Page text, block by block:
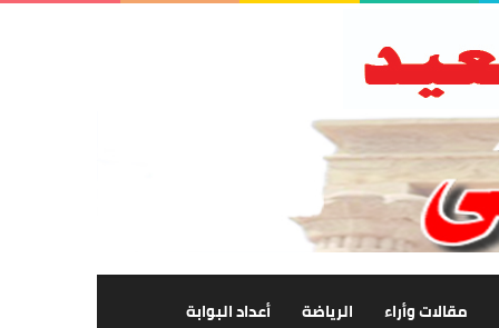
مقالات وأراء الرياضة أعداد البوابة